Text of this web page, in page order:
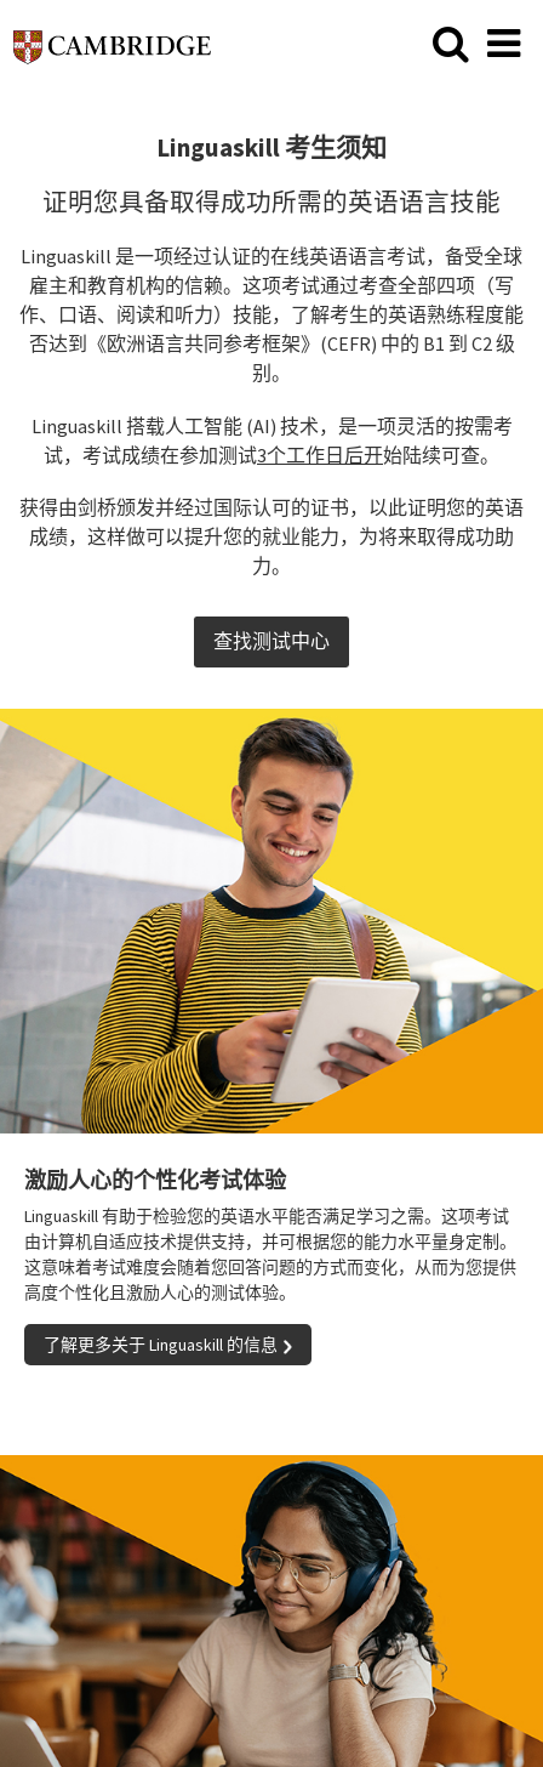
Linguaskill 考生须知
证明您具备取得成功所需的英语语言技能
Linguaskill 是一项经过认证的在线英语语言考试，备受全球
雇主和教育机构的信赖。这项考试通过考查全部四项（写
作、口语、阅读和听力）技能，了解考生的英语熟练程度能
否达到《欧洲语言共同参考框架》(CEFR) 中的 B1 到 C2 级
别。
Linguaskill 搭载人工智能 (AI) 技术，是一项灵活的按需考
试，考试成绩在参加测试3个工作日后开始陆续可查。
获得由剑桥颁发并经过国际认可的证书，以此证明您的英语
成绩，这样做可以提升您的就业能力，为将来取得成功助
力。
查找测试中心
激励人心的个性化考试体验
Linguaskill 有助于检验您的英语水平能否满足学习之需。这项考试
由计算机自适应技术提供支持，并可根据您的能力水平量身定制。
这意味着考试难度会随着您回答问题的方式而变化，从而为您提供
高度个性化且激励人心的测试体验。
了解更多关于 Linguaskill 的信息